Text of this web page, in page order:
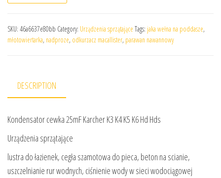
SKU: 46a6637e80bb Category: Urządzenia sprzątające Tags: jaka wełna na poddasze,
młotowiertarka, nadproze, odkurzacz macallister, parawan nawannowy
DESCRIPTION
Kondensator cewka 25mF Karcher K3 K4 K5 K6 Hd Hds
Urządzenia sprzątające
lustra do łazienek, cegła szamotowa do pieca, beton na scianie,
uszczelnianie rur wodnych, ciśnienie wody w sieci wodociągowej